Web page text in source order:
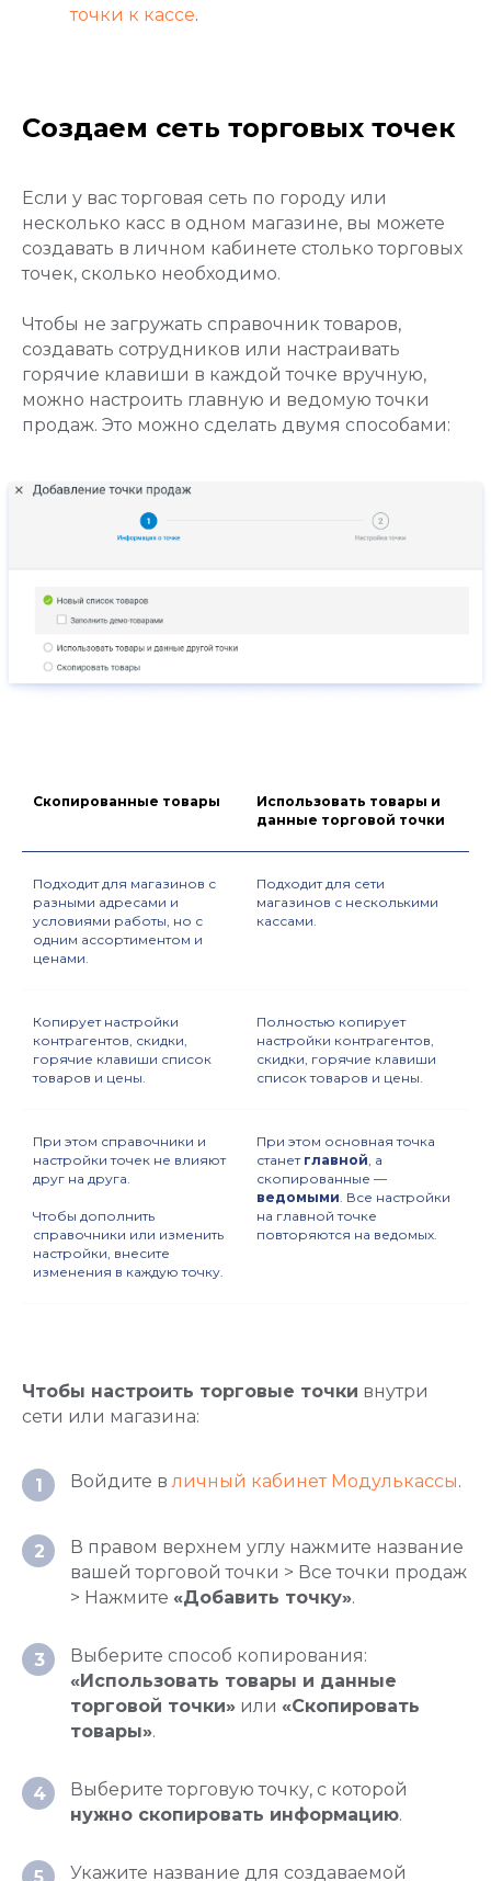
точки к кассе.
Создаем сеть торговых точек
Если у вас торговая сеть по городу или
несколько касс в одном магазине, вы можете
создавать в личном кабинете столько торговых
точек, сколько необходимо.
Чтобы не загружать справочник товаров,
создавать сотрудников или настраивать
горячие клавиши в каждой точке вручную,
можно настроить главную и ведомую точки
продаж. Это можно сделать двумя способами:
Скопированные товары
Использовать товары и
данные торговой точки
Подходит для магазинов с
разными адресами и
условиями работы, но с
одним ассортиментом и
ценами.
Подходит для сети
магазинов с несколькими
кассами.
Копирует настройки
контрагентов, скидки,
горячие клавиши список
товаров и цены.
Полностью копирует
настройки контрагентов,
скидки, горячие клавиши
список товаров и цены.
При этом справочники и
настройки точек не влияют
друг на друга.
Чтобы дополнить
справочники или изменить
настройки, внесите
изменения в каждую точку.
При этом основная точка
станет главной, а
скопированные —
ведомыми. Все настройки
на главной точке
повторяются на ведомых.
Чтобы настроить торговые точки внутри
сети или магазина:
1 Войдите вличный кабинет Модулькассы.
2
В правом верхнем углу нажмите название
вашей торговой точки > Все точки продаж
> Нажмите «Добавить точку».
3
Выберите способ копирования:
«Использовать товары и данные
торговой точки» или «Скопировать
товары».
4
Выберите торговую точку, с которой
нужно скопировать информацию.
5
Укажите название для создаваемой
Пн-пт, с 9:00 до 18:00
Info@modulkassa.ru
Решить вопрос:
8 800 100 66 62
8 800 551 86 77
Написать нам
Оставить заявку
Мобильное приложение:
Создаём только полезные платёжные
и кассовые решения для вашего бизнеса